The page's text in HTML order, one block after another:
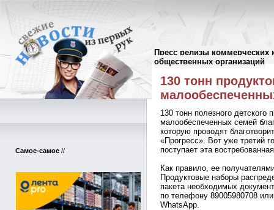
Пресс релизы коммерческих
общественных организаций
Самое-самое //
Пресс-релизы//
130 тонн
130 тонн полезного детского
малообеспеченных семей
которую проводят
«Прогресс». Вот уже третий
поступает эта
Как правило, ее
Продуктовые наборы
пакета необходимых
по телефону 89005980708
WhatsApp.